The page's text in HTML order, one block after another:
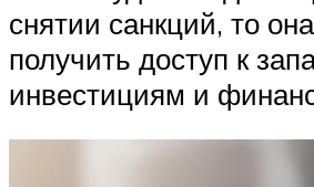
снятии санкций, то
получить доступ к
инвестициям и